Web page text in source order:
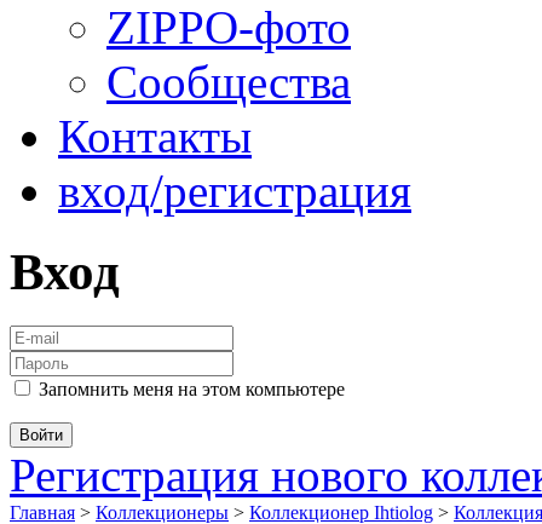
ZIPPO-фото
Сообщества
Контакты
вход/регистрация
Вход
Запомнить меня на этом компьютере
Регистрация нового
Главная > Коллекционеры > Коллекционер Ihtiolog >